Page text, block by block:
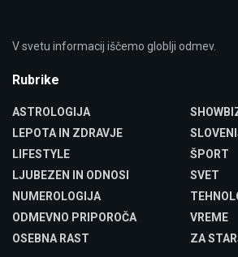
V svetu informacij iščemo globlji odmev.
Rubrike
ASTROLOGIJA
LEPOTA IN ZDRAVJE
LIFESTYLE
LJUBEZEN IN ODNOSI
NUMEROLOGIJA
ODMEVNO PRIPOROČA
OSEBNA RAST
ŠPORT
SVET
VREME
ZA